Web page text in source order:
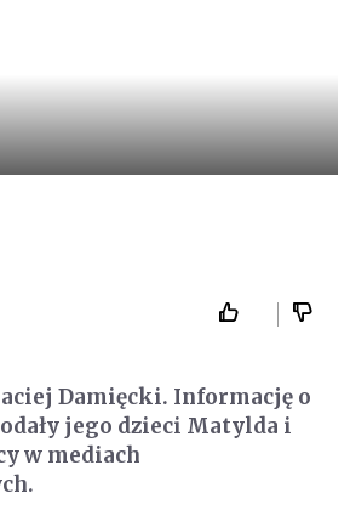
Damięcki. Informację o
jego dzieci Matylda i
w mediach